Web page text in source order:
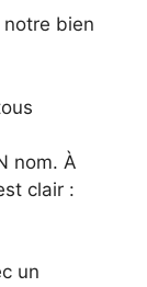
bien
nom. À
clair :
un